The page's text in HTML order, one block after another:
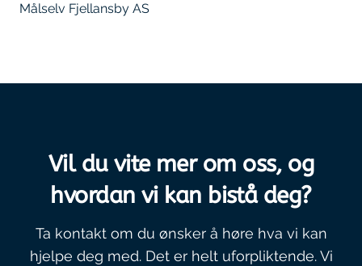
Målselv Fjellansby AS
Vil du vite mer om oss, og
hvordan vi kan bistå deg?
Ta kontakt om du ønsker å høre hva vi kan
hjelpe deg med. Det er helt uforpliktende. Vi